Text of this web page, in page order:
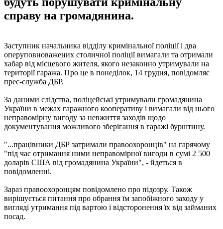
справу на громадянина.
Заступник начальника відділу кримінальної поліції і два
оперуповноважених столичної поліції вимагали та отримали
хабар від місцевого жителя, якого незаконно утримували на
території гаража. Про це в понеділок, 14 грудня, повідомляє
прес-служба ДБР.
За даними слідства, поліцейські утримували громадянина
України в межах гаражного кооперативу і вимагали від нього
неправомірну вигоду за невжиття заходів щодо
документування можливого зберігання в гаражі бурштину.
"...працівники ДБР затримали правоохоронців" на гарячому
"під час отримання ними неправомірної вигоди в сумі 2 500
доларів США від громадянина України", - йдеться в
повідомленні.
Зараз правоохоронцям повідомлено про підозру. Також
вирішується питання про обрання їм запобіжного заходу у
вигляді утримання під вартою і відсторонення їх від займаних
посад.